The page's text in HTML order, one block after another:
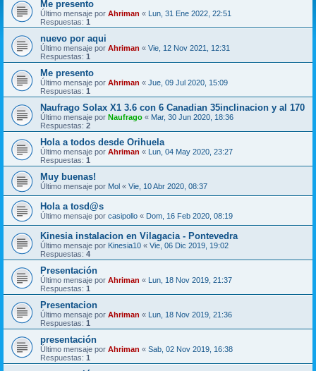
Me presento
Último mensaje por Ahriman « Lun, 31 Ene 2022, 22:51
Respuestas: 1
nuevo por aqui
Último mensaje por Ahriman « Vie, 12 Nov 2021, 12:31
Respuestas: 1
Me presento
Último mensaje por Ahriman « Jue, 09 Jul 2020, 15:09
Respuestas: 1
Naufrago Solax X1 3.6 con 6 Canadian 35inclinacion y al 170
Último mensaje por Naufrago « Mar, 30 Jun 2020, 18:36
Respuestas: 2
Hola a todos desde Orihuela
Último mensaje por Ahriman « Lun, 04 May 2020, 23:27
Respuestas: 1
Muy buenas!
Último mensaje por Mol « Vie, 10 Abr 2020, 08:37
Hola a tosd@s
Último mensaje por casipollo « Dom, 16 Feb 2020, 08:19
Kinesia instalacion en Vilagacia - Pontevedra
Último mensaje por Kinesia10 « Vie, 06 Dic 2019, 19:02
Respuestas: 4
Presentación
Último mensaje por Ahriman « Lun, 18 Nov 2019, 21:37
Respuestas: 1
Presentacion
Último mensaje por Ahriman « Lun, 18 Nov 2019, 21:36
Respuestas: 1
presentación
Último mensaje por Ahriman « Sab, 02 Nov 2019, 16:38
Respuestas: 1